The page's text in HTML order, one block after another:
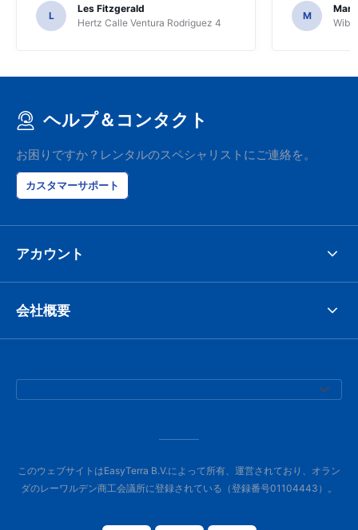
L
Les Fitzgerald
Hertz Calle Ventura Rodriguez 4
M
ヘルプ＆コンタクト
お困りですか？レンタルのスペシャリストにご連絡を。
カスタマーサポート
アカウント
会社概要
このウェブサイトはEasyTerra B.V.によって所有、運営されており、オラン
ダのレーワルデン商工会議所に登録されている（登録番号01104443）。